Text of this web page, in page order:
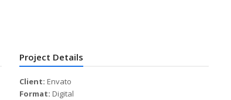
Project Details
Client: Envato
Format: Digital